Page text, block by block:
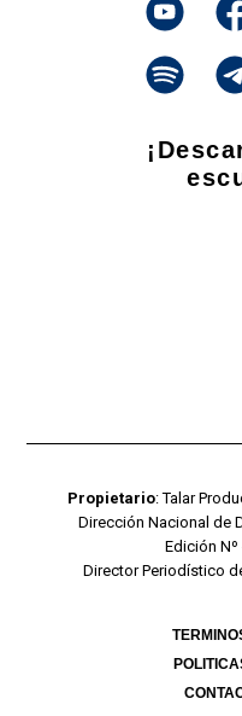
Propietario: Talar
Dirección Nacional de
Edición
Director Periodístico